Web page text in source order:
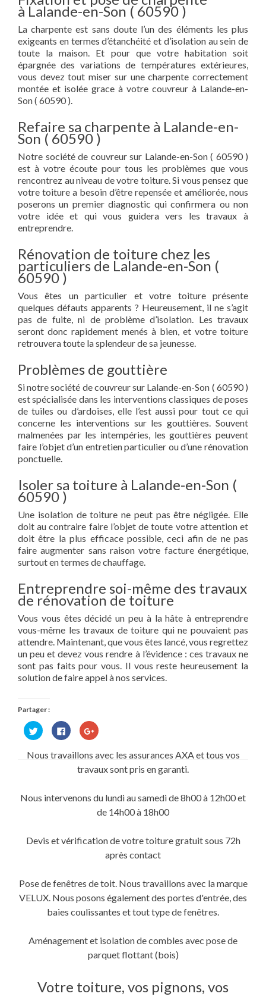
à Lalande-en-Son ( 60590 )
La charpente est sans doute l’un des éléments les plus
exigeants en termes d’étanchéité et d’isolation au sein de
toute la maison. Et pour que votre habitation soit
épargnée des variations de températures extérieures,
vous devez tout miser sur une charpente correctement
montée et isolée grace à votre couvreur à Lalande-en-
Son ( 60590 ).
Refaire sa charpente à Lalande-en-
Son ( 60590 )
Notre société de couvreur sur Lalande-en-Son ( 60590 )
est à votre écoute pour tous les problèmes que vous
rencontrez au niveau de votre toiture. Si vous pensez que
votre toiture a besoin d’être repensée et améliorée, nous
poserons un premier diagnostic qui confirmera ou non
votre idée et qui vous guidera vers les travaux à
entreprendre.
Rénovation de toiture chez les
particuliers de Lalande-en-Son (
60590 )
Vous êtes un particulier et votre toiture présente
quelques défauts apparents ? Heureusement, il ne s’agit
pas de fuite, ni de problème d’isolation. Les travaux
seront donc rapidement menés à bien, et votre toiture
retrouvera toute la splendeur de sa jeunesse.
Problèmes de gouttière
Si notre société de couvreur sur Lalande-en-Son ( 60590 )
est spécialisée dans les interventions classiques de poses
de tuiles ou d’ardoises, elle l’est aussi pour tout ce qui
concerne les interventions sur les gouttières. Souvent
malmenées par les intempéries, les gouttières peuvent
faire l’objet d’un entretien particulier ou d’une rénovation
ponctuelle.
Isoler sa toiture à Lalande-en-Son (
60590 )
Une isolation de toiture ne peut pas être négligée. Elle
doit au contraire faire l’objet de toute votre attention et
doit être la plus efficace possible, ceci afin de ne pas
faire augmenter sans raison votre facture énergétique,
surtout en termes de chauffage.
Entreprendre soi-même des travaux
de rénovation de toiture
Vous vous êtes décidé un peu à la hâte à entreprendre
vous-même les travaux de toiture qui ne pouvaient pas
attendre. Maintenant, que vous êtes lancé, vous regrettez
un peu et devez vous rendre à l’évidence : ces travaux ne
sont pas faits pour vous. Il vous reste heureusement la
solution de faire appel à nos services.
Partager :
Cliquez
pour
partager
Twitter(ouvre
Cliquez
pour
partager
sur
Facebook(ouvre
dans
une
Cliquez
pour
Google+
dans
fenêtre)
Nous travaillons avec les assurances AXA et tous vos
travaux sont pris en garanti.
Nous intervenons du lundi au samedi de 8h00 à 12h00 et
de 14h00 à 18h00
Devis et vérification de votre toiture gratuit sous 72h
après contact
Pose de fenêtres de toit. Nous travaillons avec la marque
VELUX. Nous posons également des portes d'entrée, des
baies coulissantes et tout type de fenêtres.
Aménagement et isolation de combles avec pose de
parquet flottant (bois)
Votre toiture, vos pignons, vos